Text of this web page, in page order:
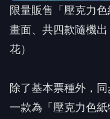
限量販售「壓克力
畫面、共四款隨機
花）
除了基本票種外，
一款為「壓克力色